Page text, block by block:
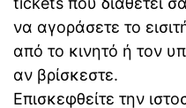
να αγοράσετε το
από το κινητό ή τον
αν βρίσκεστε.
Επισκεφθείτε την